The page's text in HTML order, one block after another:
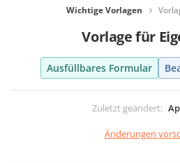
Wichtige Vorlagen
Vorlage für
Ausfüllbares Formular
Zuletzt geändert:
Änderungen